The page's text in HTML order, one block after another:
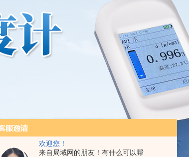
欢迎您！
来自局域网的朋友！有什么可以帮